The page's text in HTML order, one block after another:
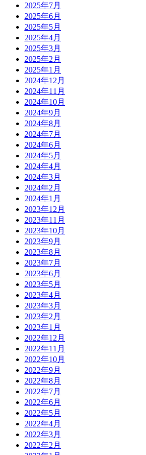
2025年7月
2025年6月
2025年5月
2025年4月
2025年3月
2025年2月
2025年1月
2024年12月
2024年11月
2024年10月
2024年9月
2024年8月
2024年7月
2024年6月
2024年5月
2024年4月
2024年3月
2024年2月
2024年1月
2023年12月
2023年11月
2023年10月
2023年9月
2023年8月
2023年7月
2023年6月
2023年5月
2023年4月
2023年3月
2023年2月
2023年1月
2022年12月
2022年11月
2022年10月
2022年9月
2022年8月
2022年7月
2022年6月
2022年5月
2022年4月
2022年3月
2022年2月